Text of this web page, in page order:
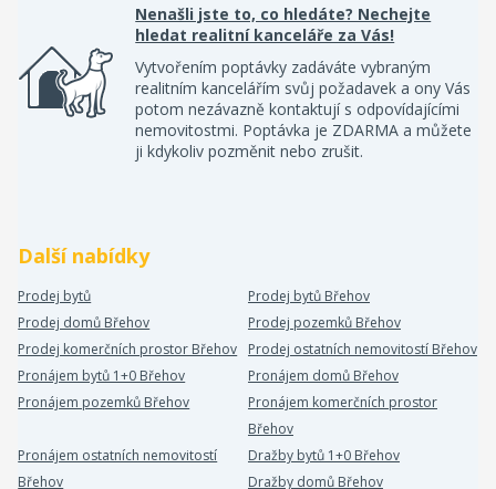
Nenašli jste to, co hledáte? Nechejte
hledat realitní kanceláře za Vás!
Vytvořením poptávky zadáváte vybraným
realitním kancelářím svůj požadavek a ony Vás
potom nezávazně kontaktují s odpovídajícími
nemovitostmi. Poptávka je ZDARMA a můžete
ji kdykoliv pozměnit nebo zrušit.
Další nabídky
Prodej bytů
Prodej bytů Břehov
Prodej domů Břehov
Prodej pozemků Břehov
Prodej komerčních prostor Břehov
Prodej ostatních nemovitostí Břehov
Pronájem bytů 1+0 Břehov
Pronájem domů Břehov
Pronájem pozemků Břehov
Pronájem komerčních prostor
Břehov
Pronájem ostatních nemovitostí
Břehov
Dražby bytů 1+0 Břehov
Dražby domů Břehov